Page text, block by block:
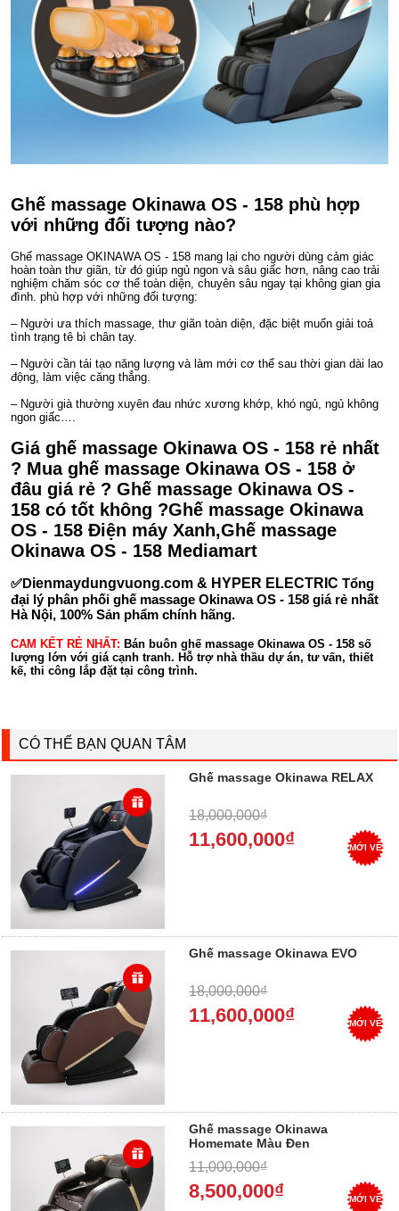
Ghế massage Okinawa OS - 158 phù hợp
với những đối tượng nào?
Ghế massage OKINAWA OS - 158 mang lại cho người dùng cảm giác
hoàn toàn thư giãn, từ đó giúp ngủ ngon và sâu giấc hơn, nâng cao trải
nghiệm chăm sóc cơ thể toàn diện, chuyên sâu ngay tại không gian gia
đình. phù hợp với những đối tượng:
– Người ưa thích massage, thư giãn toàn diện, đặc biệt muốn giải toả
tình trạng tê bì chân tay.
– Người cần tái tạo năng lượng và làm mới cơ thể sau thời gian dài lao
động, làm việc căng thẳng.
– Người già thường xuyên đau nhức xương khớp, khó ngủ, ngủ không
ngon giấc….
Giá ghế massage Okinawa OS - 158 rẻ nhất
? Mua ghế massage Okinawa OS - 158 ở
đâu giá rẻ ? Ghế massage Okinawa OS -
158 có tốt không ?Ghế massage Okinawa
OS - 158 Điện máy Xanh,Ghế massage
Okinawa OS - 158 Mediamart
✅Dienmaydungvuong.com & HYPER ELECTRIC Tổng
đại lý phân phối ghế massage Okinawa OS - 158 giá rẻ nhất
Hà Nội, 100% Sản phẩm chính hãng.
CAM KẾT RẺ NHẤT: Bán buôn ghế massage Okinawa OS - 158 số
lượng lớn với giá cạnh tranh. Hỗ trợ nhà thầu dự án, tư vấn, thiết
kế, thi công lắp đặt tại công trình.
CÓ THỂ BẠN QUAN TÂM
Ghế massage Okinawa RELAX
18,000,000₫
11,600,000₫ MỚI VỀ
Ghế massage Okinawa EVO
18,000,000₫
11,600,000₫ MỚI VỀ
Ghế massage Okinawa
Homemate Màu Đen
11,000,000₫
8,500,000₫ MỚI VỀ